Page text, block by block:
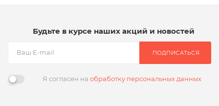
Будьте в курсе наших акций и новостей
Я согласен на обработку персональных данных
ПОДПИСАТЬСЯ